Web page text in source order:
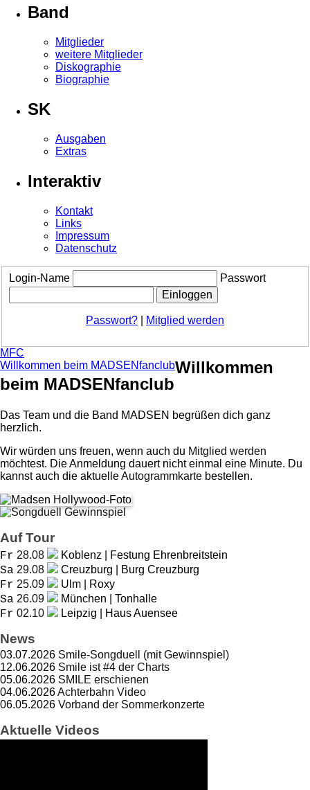
Band
Mitglieder
weitere Mitglieder
Diskographie
Biographie
SK
Ausgaben
Extras
Interaktiv
Kontakt
Links
Impressum
Datenschutz
Login-Name Passwort
Passwort? Mitglied werden
MFC
Willkommen beim MADSENfanclubWillkommen
beim MADSENfanclub
Das Team und die Band MADSEN begrüßen dich ganz
herzlich.
Wir würden uns freuen, wenn auch du Mitglied werden
möchtest. Die Anmeldung dauert nicht einmal eine Minute. Du
kannst auch die aktuelleAutogrammkarte bestellen.
Auf Tour
Fr 28.08 Koblenz | Festung Ehrenbreitstein
Sa 29.08 Creuzburg | Burg Creuzburg
Fr 25.09 Ulm | Roxy
Sa 26.09 München | Tonhalle
Fr 02.10 Leipzig | Haus Auensee
News
03.07.2026 Smile-Songduell (mit Gewinnspiel)
12.06.2026 Smile ist #4 der Charts
05.06.2026 SMILE erschienen
04.06.2026Achterbahn Video
06.05.2026 Vorband der Sommerkonzerte
Aktuelle Videos